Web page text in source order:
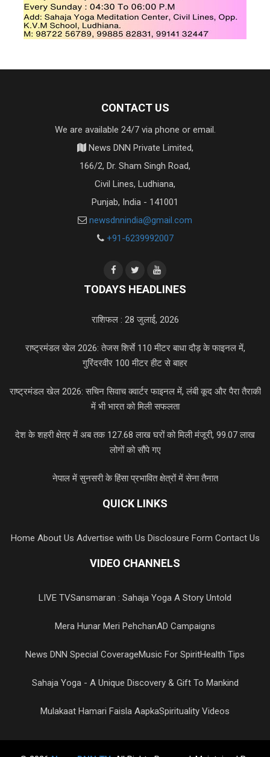
CONTACT US
We are available 24/7 via phone or email.
News DNN Private Limited,
166/2, Dr. Sham Singh Road,
Civil Lines, Ludhiana,
Punjab, India - 141001
newsdnnindia@gmail.com
+91-6239992007
TODAYS HEADLINES
राशिफल : 28 जुलाई, 2026
राष्ट्रमंडल खेल 2026: तेजस शिर्से 110 मीटर बाधा दौड़ के फाइनल में,
गुरिंदरवीर 100 मीटर हीट से बाहर
राष्ट्रमंडल खेल 2026: सचिन सिवाच क्वार्टर फाइनल में, लंबी कूद और पैरा तैराकी
में भी भारत को मिली सफलता
देश के शहरी क्षेत्र में अब तक 127.68 लाख घरों को मिली मंजूरी, 99.07 लाख
लोगों को सौंपे गए
नेपाल में सुनसरी के हिंसा प्रभावित क्षेत्रों में सेना तैनात
QUICK LINKS
Home About Us Advertise with Us Disclosure Form Contact Us
VIDEO CHANNELS
LIVE TVSansmaran : Sahaja Yoga A Story Untold
Mera Hunar Meri PehchanAD Campaigns
News DNN Special CoverageMusic For SpiritHealth Tips
Sahaja Yoga - A Unique Discovery & Gift To Mankind
Mulakaat Hamari Faisla AapkaSpirituality Videos